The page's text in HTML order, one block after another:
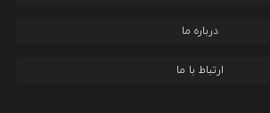
درباره ما
ارتباط با ما